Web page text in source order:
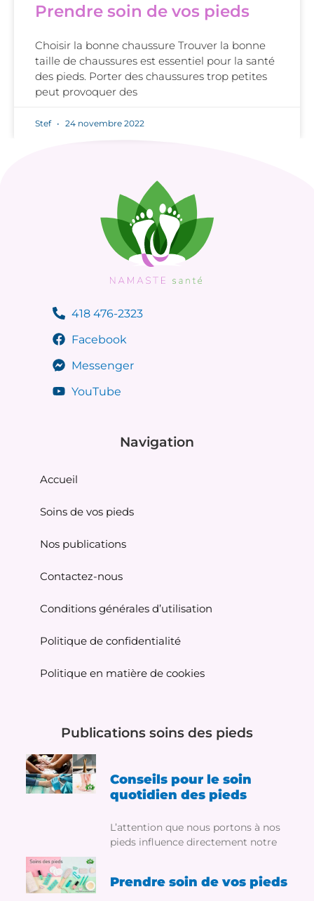
Prendre soin de vos pieds
Choisir la bonne chaussure Trouver la bonne
taille de chaussures est essentiel pour la santé
des pieds. Porter des chaussures trop petites
peut provoquer des
Stef 24 novembre 2022
418 476-2323
Facebook
Messenger
YouTube
Navigation
Accueil
Soins de vos pieds
Nos publications
Contactez-nous
Conditions générales d’utilisation
Politique de confidentialité
Politique en matière de cookies
Publications soins des pieds
Conseils pour le soin
quotidien des pieds
L’attention que nous portons à nos
pieds influence directement notre
Prendre soin de vos pieds